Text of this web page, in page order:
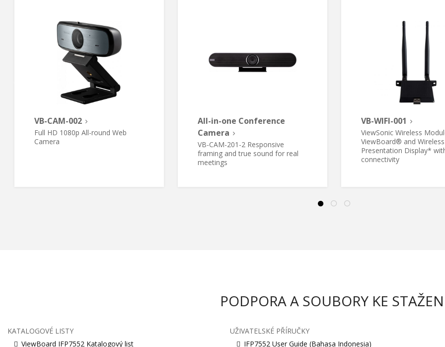
VB-CAM-002
Full HD 1080p All-round Web
Camera​
All-in-one Conference
Camera
VB-CAM-201-2 Responsive
framing and true sound for real
meetings
VB-WIFI-001
ViewSonic Wireless
ViewBoard® and Wireless
Presentation Display*
connectivity
PODPORA A SOUBORY KE
KATALOGOVÉ LISTY
ViewBoard IFP7552 Katalogový list
UŽIVATELSKÉ PŘÍRUČKY
IFP7552 User Guide (Bahasa Indonesia)